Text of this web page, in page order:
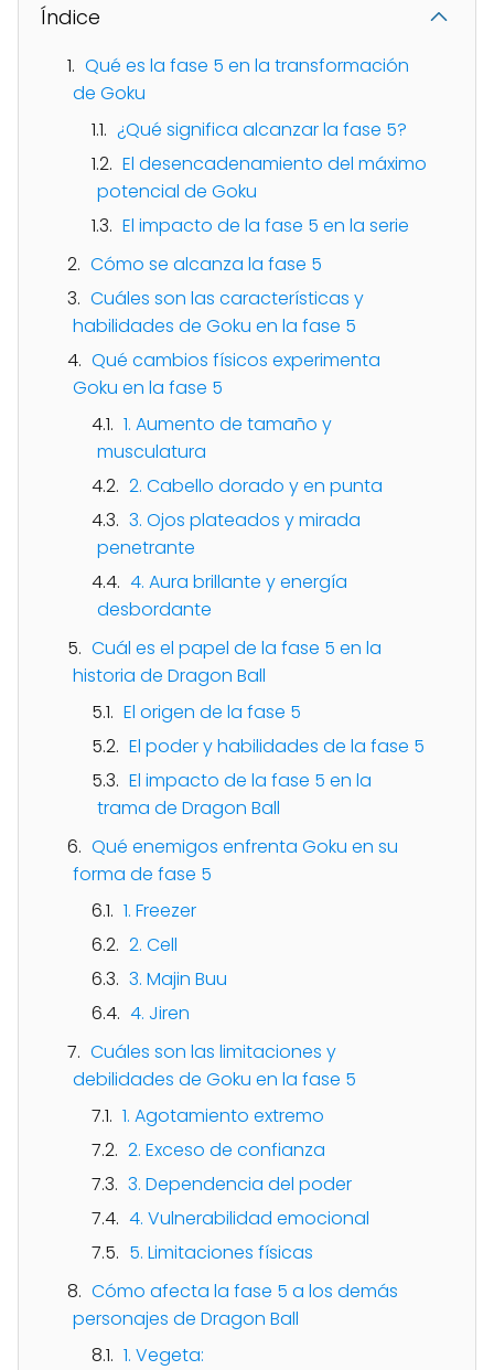
Índice
Qué es la fase 5 en la transformación
de Goku
¿Qué significa alcanzar la fase 5?
El desencadenamiento del máximo
potencial de Goku
El impacto de la fase 5 en la serie
Cómo se alcanza la fase 5
Cuáles son las características y
habilidades de Goku en la fase 5
Qué cambios físicos experimenta
Goku en la fase 5
1. Aumento de tamaño y
musculatura
2. Cabello dorado y en punta
3. Ojos plateados y mirada
penetrante
4. Aura brillante y energía
desbordante
Cuál es el papel de la fase 5 en la
historia de Dragon Ball
El origen de la fase 5
El poder y habilidades de la fase 5
El impacto de la fase 5 en la
trama de Dragon Ball
Qué enemigos enfrenta Goku en su
forma de fase 5
1. Freezer
2. Cell
3. Majin Buu
4. Jiren
Cuáles son las limitaciones y
debilidades de Goku en la fase 5
1. Agotamiento extremo
2. Exceso de confianza
3. Dependencia del poder
4. Vulnerabilidad emocional
5. Limitaciones físicas
Cómo afecta la fase 5 a los demás
personajes de Dragon Ball
1. Vegeta: